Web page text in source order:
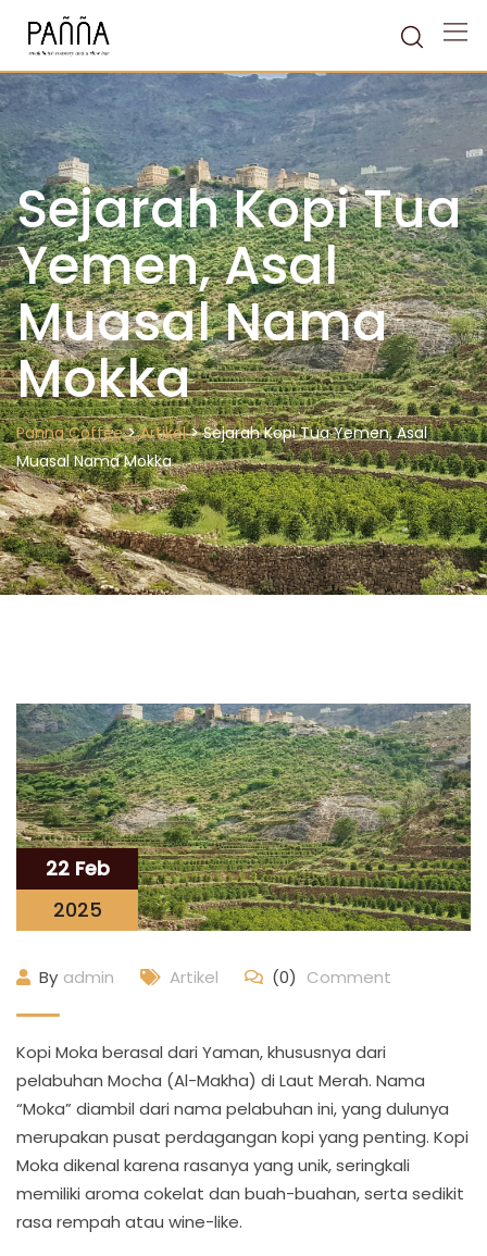
content
Sejarah Kopi Tua
Yemen, Asal
Muasal Nama
Mokka
Panna Coffee>Artikel>Sejarah Kopi Tua Yemen, Asal
Muasal Nama Mokka
22 Feb
2025
By admin Artikel (0) Comment
Kopi Moka berasal dari Yaman, khususnya dari
pelabuhan Mocha (Al-Makha) di Laut Merah. Nama
“Moka” diambil dari nama pelabuhan ini, yang dulunya
merupakan pusat perdagangan kopi yang penting. Kopi
Moka dikenal karena rasanya yang unik, seringkali
memiliki aroma cokelat dan buah-buahan, serta sedikit
rasa rempah atau wine-like.